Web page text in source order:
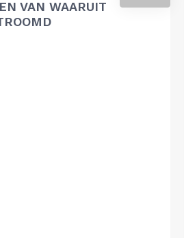
VAN WAARUIT